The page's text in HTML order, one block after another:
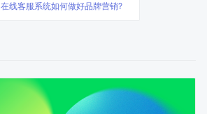
在线客服系统如何做好品牌营销?